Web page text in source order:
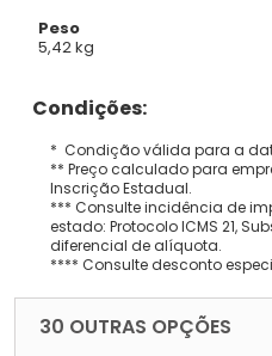
Peso
5,42 kg
Condições:
* Condição válida para a
** Preço calculado para
Inscrição Estadual.
*** Consulte incidência de
estado: Protocolo ICMS 21,
diferencial de alíquota.
**** Consulte desconto
30 OUTRAS OPÇÕES